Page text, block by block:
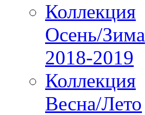
Коллекция
Осень/Зима
2018-2019
Коллекция
Весна/Лето